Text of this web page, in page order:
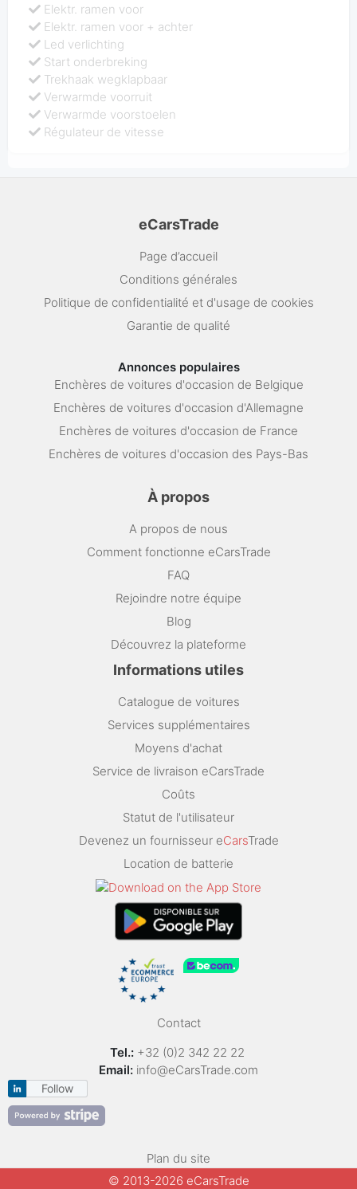
Elektr. ramen voor
Elektr. ramen voor + achter
Led verlichting
Start onderbreking
Trekhaak wegklapbaar
Verwarmde voorruit
Verwarmde voorstoelen
Régulateur de vitesse
eCarsTrade
Page d’accueil
Conditions générales
Politique de confidentialité et d'usage de cookies
Garantie de qualité
Annonces populaires
Enchères de voitures d'occasion de Belgique
Enchères de voitures d'occasion d'Allemagne
Enchères de voitures d'occasion de France
Enchères de voitures d'occasion des Pays-Bas
À propos
A propos de nous
Comment fonctionne eCarsTrade
FAQ
Rejoindre notre équipe
Blog
Découvrez la plateforme
Informations utiles
Catalogue de voitures
Services supplémentaires
Moyens d'achat
Service de livraison eCarsTrade
Coûts
Statut de l'utilisateur
Devenez un fournisseur eCarsTrade
Location de batterie
Contact
Tel.: +32 (0)2 342 22 22
Email: info@eCarsTrade.com
Follow
Plan du site
© 2013-2026 eCarsTrade